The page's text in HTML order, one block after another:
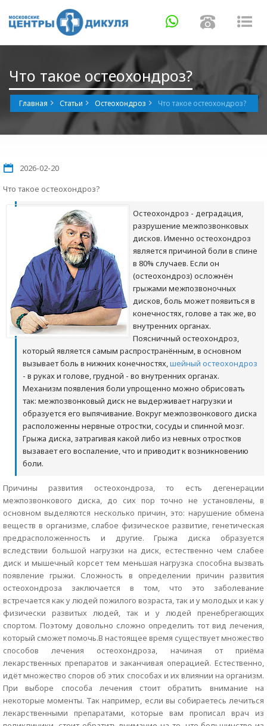
Навигация
Что такое остеохондроз?
Главная Статьи Остеохондроз Что такое остеохондроз?
2026-02-20
Что такое остеохондроз?
Остеохондроз - деградация,
разрушение межпозвонковых
дисков. Именно остеохондроз
является причиной боли в спине
в 80% случаев. Если он
(остеохондроз) осложнён
грыжами межпозвоночных
дисков, боль может появиться в
конечностях, голове а так же, во
внутренних органах.
Поясничный остеохондроз,
который является самым распространённым, в основном
вызывает боль в нижних конечностях,шейный остеохондроз
- в руках и голове, грудной - во внутренних органах.
Механизм появления боли упрощенно можно обрисовать
так: межпозвонковый диск не выдерживает нагрузки и
образуется его выпячивание. Вокруг межпозвонкового диска
расположенны нервные отростки, сосуды и спинной мозг.
Грыжа диска, затрагивая какой либо из невных отростков
вызавает его воспаление, что и приводит к возникновению
боли.
Причины развития остеохондроза, то есть дегенерации
межпозвонкового диска, до сих пор точно не установлены, в
основном выделяются несколько причин, это: нарушение обмена
веществ в организме, слабое физическое развитие, генетическая
предрасположенность и другие. Грыжа диска образуется
вследствии большой нагрузки на диск, естественно чем слабее
диск и мышечный корсет тем меньшая нагрузка способна вызвать
появление грыжи. Сложность в определении причин развития
остеохондроза заключается в том, что это заболевание
встречается как у людей пожилого возраста, так и у молодых и как у
физически развитых людей, так и у людей пренебрегающих
спортом. Поэтому довольно сложно определить тот вид лечения,
который сможет помочь.В настоящее время существует множество
способов лечения остеохондроза, начиная от приёма
лекарственных препаратов и заканчивая операцией. Естественно,
идёт множество споров об этих способах и их влиянии на организм.
При выборе способа лечения стоит обратить внимание на
некоторые моменты. Так например, если вы собираетесь лечиться
лекарственными препаратами, которые вам прописал врач из